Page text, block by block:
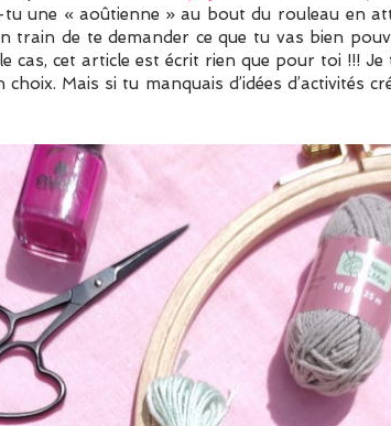
une « aoûtienne » au bout du rouleau en
train de te demander ce que tu vas bien
cas, cet article est écrit rien que pour toi !!! Je
Mais si tu manquais d’idées d’activités